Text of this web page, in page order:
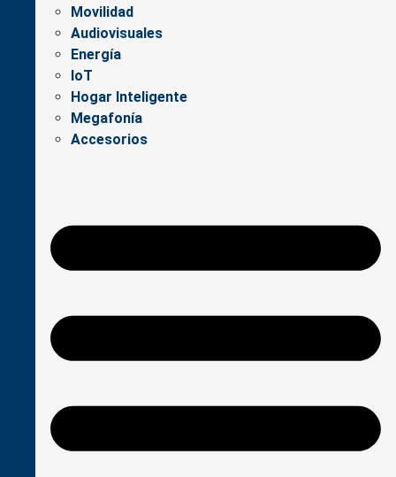
Movilidad
Audiovisuales
Energía
IoT
Hogar Inteligente
Megafonía
Accesorios